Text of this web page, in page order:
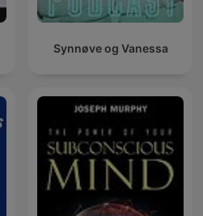
Synnøve og Vanessa